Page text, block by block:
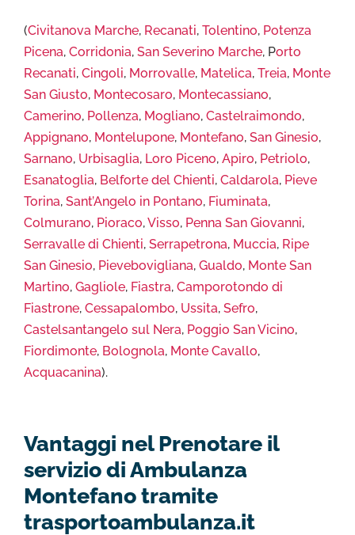
(Civitanova Marche, Recanati, Tolentino, Potenza
Picena, Corridonia, San Severino Marche, Porto
Recanati, Cingoli, Morrovalle, Matelica, Treia, Monte
San Giusto, Montecosaro, Montecassiano,
Camerino, Pollenza, Mogliano, Castelraimondo,
Appignano, Montelupone, Montefano, San Ginesio,
Sarnano, Urbisaglia, Loro Piceno, Apiro, Petriolo,
Esanatoglia, Belforte del Chienti, Caldarola, Pieve
Torina, Sant’Angelo in Pontano, Fiuminata,
Colmurano, Pioraco,Visso, Penna San Giovanni,
Serravalle di Chienti, Serrapetrona, Muccia, Ripe
San Ginesio, Pievebovigliana, Gualdo, Monte San
Martino, Gagliole, Fiastra, Camporotondo di
Fiastrone, Cessapalombo, Ussita, Sefro,
Castelsantangelo sul Nera, Poggio San Vicino,
Fiordimonte, Bolognola, Monte Cavallo,
Acquacanina).
Vantaggi nel Prenotare il
servizio di Ambulanza
Montefano tramite
trasportoambulanza.it